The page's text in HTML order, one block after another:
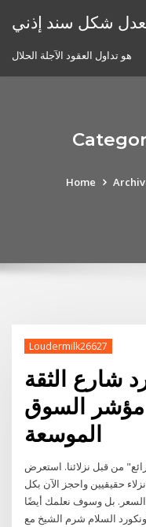
شكل سند إذني
هو تداول العقود الآجلة الحلال
Home
Loudermilk26627
شارع الثقة
السوق
الموسعة
من قبل نزلائنا. استعرض
حقيقيين واحجز الآن بكل
بل وسوف نعلمك أيضًا
السلام شرم الشيخ مع